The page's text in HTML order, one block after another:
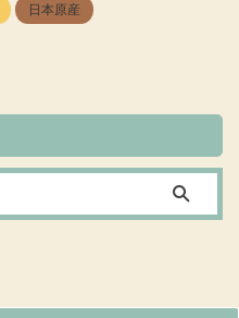
日本原産